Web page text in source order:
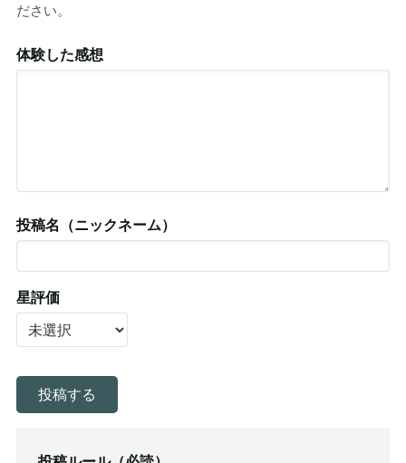
ださい。
体験した感想
投稿名（ニックネーム）
星評価